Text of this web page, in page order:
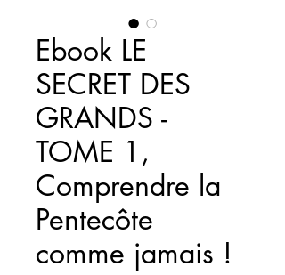
Ebook LE
SECRET DES
GRANDS -
TOME 1,
Comprendre la
Pentecôte
comme jamais !